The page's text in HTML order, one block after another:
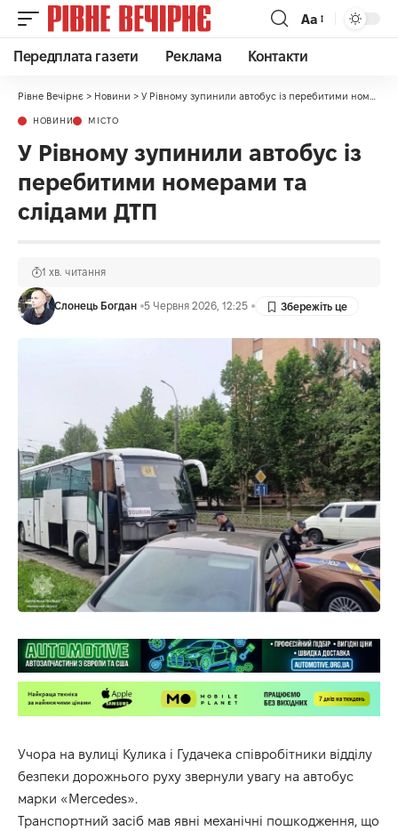
Аа
Передплата газети Реклама Контакти
Рівне Вечірнє > Новини > У Рівному зупинили автобус із перебитими номерами та слідами ДТП
НОВИНИ МІСТО
У Рівному зупинили автобус із
перебитими номерами та
слідами ДТП
Слонець Богдан 5 Червня 2026, 12:25
1 хв. читання
Учора на вулиці Кулика і Гудачека співробітники відділу
безпеки дорожнього руху звернули увагу на автобус
марки «Mercedes».
Транспортний засіб мав явні механічні пошкодження, що